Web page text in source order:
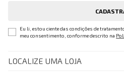
Eu li, estou ciente das condições de
meu consentimento, conforme descrito na
LOCALIZE UMA LOJA